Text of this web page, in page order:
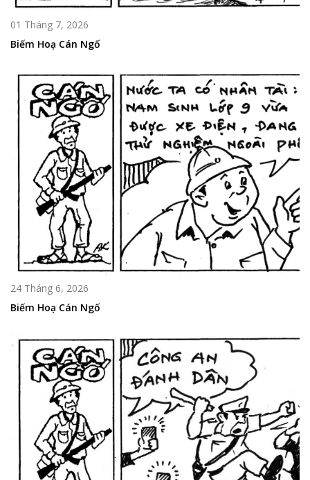
01 Tháng 7, 2026
Biếm Hoạ Cán Ngố
24 Tháng 6, 2026
Biếm Hoạ Cán Ngố